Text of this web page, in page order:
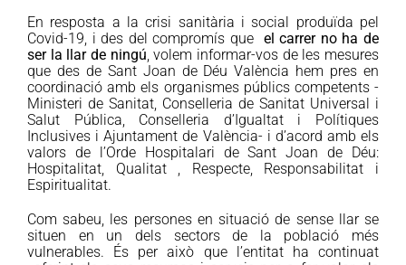
En resposta a la crisi sanitària i social produïda pel
Covid-19, i des del compromís que el carrer no ha de
ser la llar de ningú, volem informar-vos de les mesures
que des de Sant Joan de Déu València hem pres en
coordinació amb els organismes públics competents -
Ministeri de Sanitat, Conselleria de Sanitat Universal i
Salut Pública, Conselleria d’Igualtat i Polítiques
Inclusives i Ajuntament de València- i d’acord amb els
valors de l’Orde Hospitalari de Sant Joan de Déu:
Hospitalitat, Qualitat , Respecte, Responsabilitat i
Espiritualitat.
Com sabeu, les persones en situació de sense llar se
situen en un dels sectors de la població més
vulnerables. És per això que l’entitat ha continuat